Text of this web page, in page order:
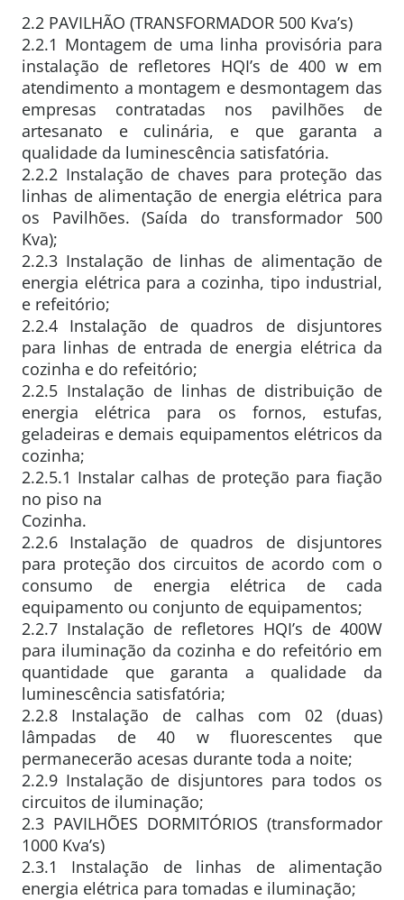
2.2 PAVILHÃO (TRANSFORMADOR 500 Kva’s)
2.2.1 Montagem de uma linha provisória para
instalação de refletores HQI’s de 400 w em
atendimento a montagem e desmontagem das
empresas contratadas nos pavilhões de
artesanato e culinária, e que garanta a
qualidade da luminescência satisfatória.
2.2.2 Instalação de chaves para proteção das
linhas de alimentação de energia elétrica para
os Pavilhões. (Saída do transformador 500
Kva);
2.2.3 Instalação de linhas de alimentação de
energia elétrica para a cozinha, tipo industrial,
e refeitório;
2.2.4 Instalação de quadros de disjuntores
para linhas de entrada de energia elétrica da
cozinha e do refeitório;
2.2.5 Instalação de linhas de distribuição de
energia elétrica para os fornos, estufas,
geladeiras e demais equipamentos elétricos da
cozinha;
2.2.5.1 Instalar calhas de proteção para fiação
no piso na
Cozinha.
2.2.6 Instalação de quadros de disjuntores
para proteção dos circuitos de acordo com o
consumo de energia elétrica de cada
equipamento ou conjunto de equipamentos;
2.2.7 Instalação de refletores HQI’s de 400W
para iluminação da cozinha e do refeitório em
quantidade que garanta a qualidade da
luminescência satisfatória;
2.2.8 Instalação de calhas com 02 (duas)
lâmpadas de 40 w fluorescentes que
permanecerão acesas durante toda a noite;
2.2.9 Instalação de disjuntores para todos os
circuitos de iluminação;
2.3 PAVILHÕES DORMITÓRIOS (transformador
1000 Kva’s)
2.3.1 Instalação de linhas de alimentação
energia elétrica para tomadas e iluminação;